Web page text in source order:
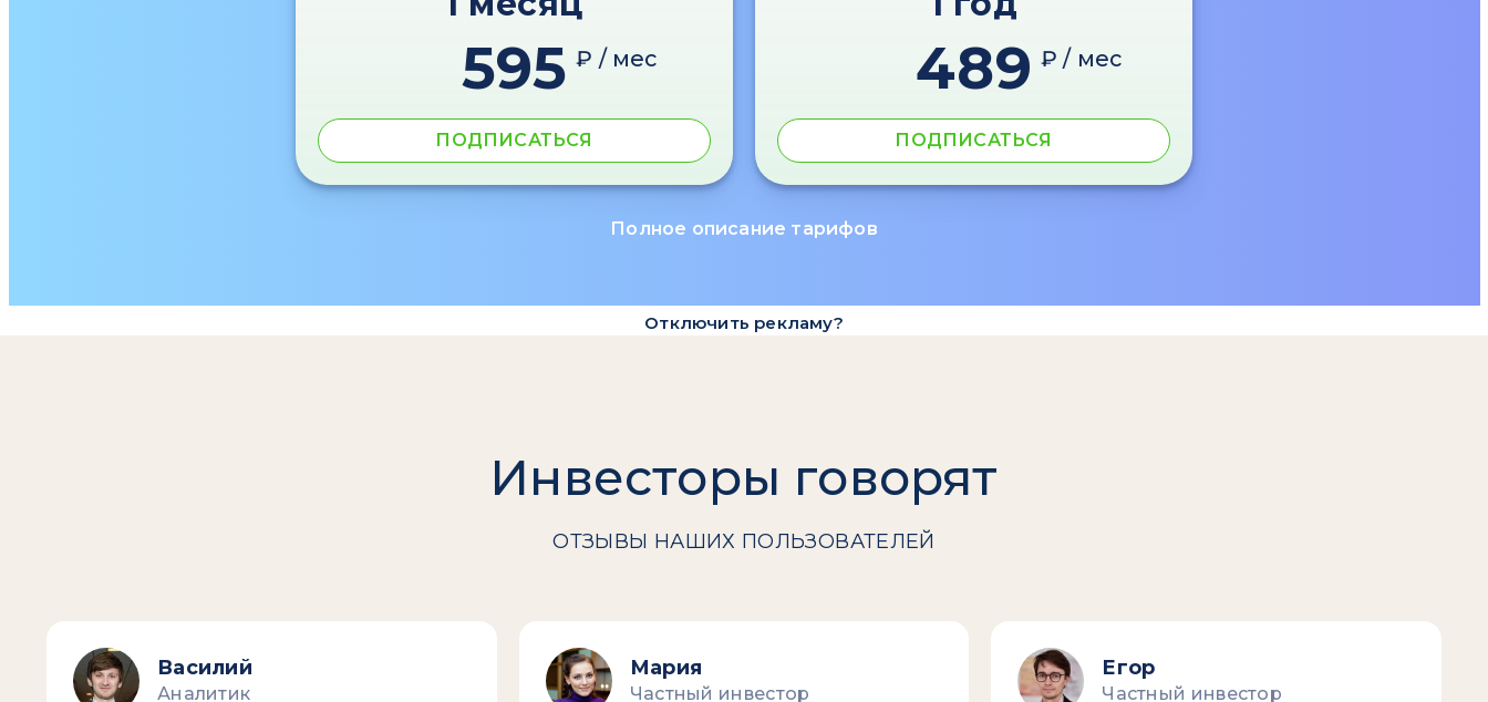
595 ₽ / мес
ПОДПИСАТЬСЯ
489 ₽ / мес
ПОДПИСАТЬСЯ
Полное описание тарифов
Отключить рекламу?
Инвесторы говорят
ОТЗЫВЫ НАШИХ ПОЛЬЗОВАТЕЛЕЙ
Василий
Аналитик
Мария
Частный инвестор
Егор
Частный инвестор